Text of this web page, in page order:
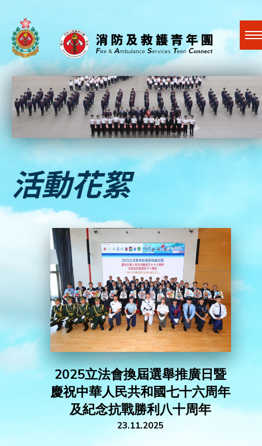
跳到內容（按回車鍵）
A A A EN 繁 简
關於我們
最新活動
社會賢達
活動花絮
聯絡我們
活動花絮
2025立法會換屆選舉推廣日暨
慶祝中華人民共和國七十六周年
及紀念抗戰勝利八十周年
23.11.2025